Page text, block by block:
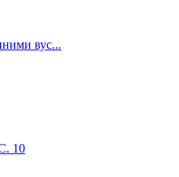
вус...
10